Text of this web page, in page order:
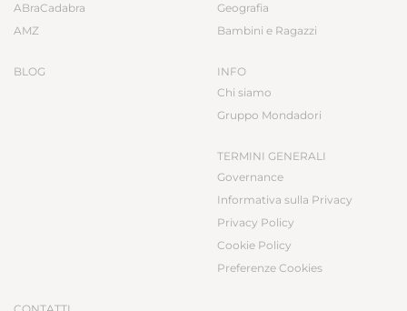
ABraCadabra
AMZ
BLOG
Geografia
Bambini e Ragazzi
INFO
Chi siamo
Gruppo Mondadori
TERMINI GENERALI
Governance
Informativa sulla Privacy
Privacy Policy
Cookie Policy
Preferenze Cookies